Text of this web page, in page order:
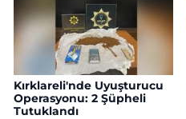
Kırklareli'nde Uyuşturucu
Operasyonu: 2 Şüpheli
Tutuklandı